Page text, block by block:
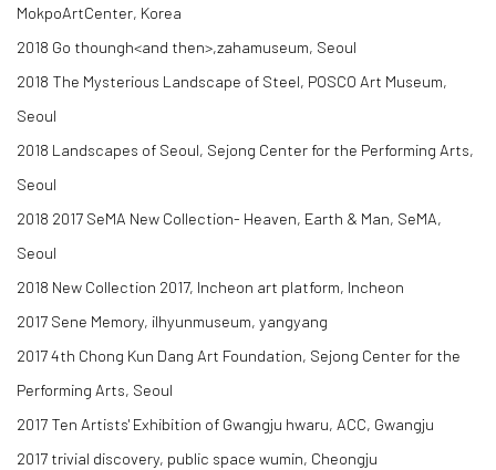
MokpoArtCenter, Korea
2018 Go thoungh<and then>,zahamuseum, Seoul
2018 The Mysterious Landscape of Steel, POSCO Art Museum,
Seoul
2018 Landscapes of Seoul, Sejong Center for the Performing Arts,
Seoul​
2018 2017 SeMA New Collection- Heaven, Earth & Man, SeMA,
Seoul
2018 New Collection 2017, Incheon art platform, Incheon​
2017 Sene Memory, ilhyunmuseum, yangyang
​2017 4th Chong Kun Dang Art Foundation, Sejong Center for the
Performing Arts, Seoul
2017 Ten Artists' Exhibition of Gwangju hwaru, ACC, Gwangju
2017 trivial discovery, public space wumin, Cheongju